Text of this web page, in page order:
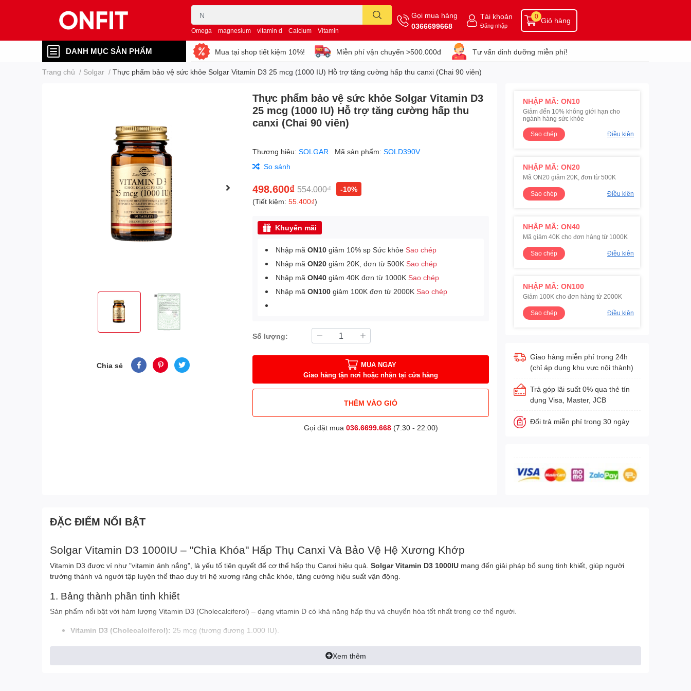
Omega magnesium vitamin d Calcium Vitamin
Gọi mua hàng
0366699668
Tài khoản
Đăng nhập
Giỏ hàng
0
DANH MỤC SẢN PHẨM Mua tại shop tiết kiệm 10%! Miễn phí vận chuyển >500.000đ Tư vấn dinh dưỡng miễn phí!
Trang chủ / Solgar / Thực phẩm bảo vệ sức khỏe Solgar Vitamin D3 25 mcg (1000 IU) Hỗ trợ tăng cường hấp thu canxi (Chai 90 viên)
Chia sẻ
Thực phẩm bảo vệ sức khỏe Solgar Vitamin D3
25 mcg (1000 IU) Hỗ trợ tăng cường hấp thu
canxi (Chai 90 viên)
Thương hiệu:SOLGAR Mã sản phẩm:SOLD390V
So sánh
498.600₫ 554.000₫
-10%
(Tiết kiệm:55.400₫)
Khuyến mãi
Nhập mãON10 giảm 10% sp Sức khỏeSao chép
Nhập mãON20 giảm 20K, đơn từ 500KSao chép
Nhập mãON40 giảm 40K đơn từ 1000KSao chép
Nhập mãON100 giảm 100K đơn từ 2000KSao chép
Số lượng:
MUA NGAY
Giao hàng tận nơi hoặc nhận tại cửa hàng
THÊM VÀO GIỎ
Gọi đặt mua 036.6699.668(7:30 - 22:00)
NHẬP MÃ: ON10
Giảm đến 10% không giới hạn cho
ngành hàng sức khỏe
Sao chép
Điều kiện
NHẬP MÃ: ON20
Mã ON20 giảm 20K, đơn từ 500K
Sao chép Điều kiện
NHẬP MÃ: ON40
Mã giảm 40K cho đơn hàng từ 1000K
Sao chép Điều kiện
NHẬP MÃ: ON100
Giảm 100K cho đơn hàng từ 2000K
Sao chép Điều kiện
Giao hàng miễn phí trong 24h
(chỉ áp dụng khu vực nội thành)
Trả góp lãi suất 0% qua thẻ tín
dụng Visa, Master, JCB
Đổi trả miễn phí trong 30 ngày
ĐẶC ĐIỂM NỔI BẬT
Solgar Vitamin D3 1000IU – "Chìa Khóa" Hấp Thụ Canxi Và Bảo Vệ Hệ Xương Khớp
Vitamin D3 được ví như "vitamin ánh nắng", là yếu tố tiên quyết để cơ thể hấp thụ Canxi hiệu quả. Solgar Vitamin D3 1000IU mang đến giải pháp bổ sung tinh khiết, giúp người
trưởng thành và người tập luyện thể thao duy trì hệ xương răng chắc khỏe, tăng cường hiệu suất vận động.
1. Bảng thành phần tinh khiết
Sản phẩm nổi bật với hàm lượng Vitamin D3 (Cholecalciferol) – dạng vitamin D có khả năng hấp thụ và chuyển hóa tốt nhất trong cơ thể người.
Vitamin D3 (Cholecalciferol): 25 mcg (tương đương 1.000 IU).
Đặc biệt: Sản phẩm không chứa các chất gây dị ứng phổ biến, phù hợp với tiêu chuẩn khắt khe của Solgar.
Xem thêm